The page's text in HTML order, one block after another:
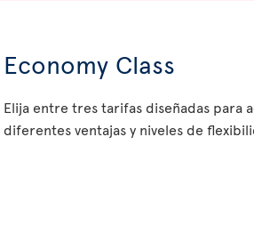
Economy Class
Elija entre tres tarifas diseñadas para
diferentes ventajas y niveles de